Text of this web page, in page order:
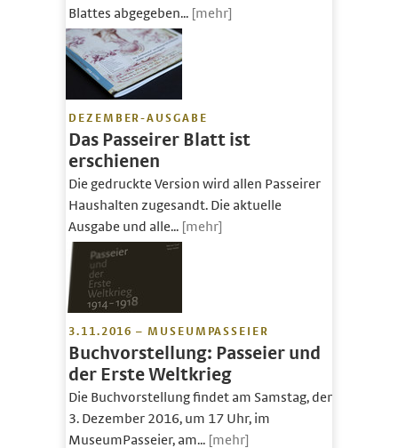
Blattes abgegeben... [mehr]
DEZEMBER-AUSGABE
Das Passeirer Blatt ist
erschienen
Die gedruckte Version wird allen Passeirer
Haushalten zugesandt. Die aktuelle
Ausgabe und alle... [mehr]
3.11.2016 – MUSEUMPASSEIER
Buchvorstellung: Passeier und
der Erste Weltkrieg
Die Buchvorstellung findet am Samstag, den
3. Dezember 2016, um 17 Uhr, im
MuseumPasseier, am... [mehr]